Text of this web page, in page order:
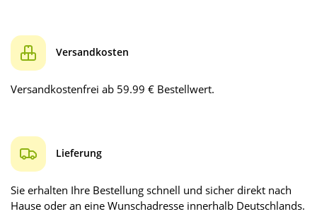
Versandkosten
Versandkostenfrei ab 59.99 € Bestellwert.
Lieferung
Sie erhalten Ihre Bestellung schnell und sicher direkt nach
Hause oder an eine Wunschadresse innerhalb Deutschlands.